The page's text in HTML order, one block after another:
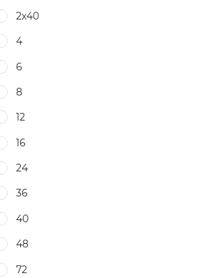
2х40
4
6
8
12
16
24
36
40
48
72